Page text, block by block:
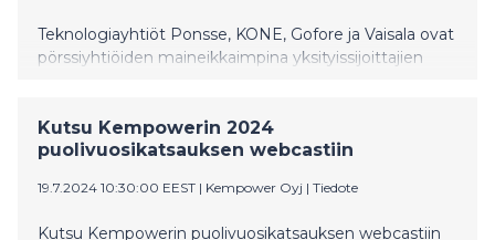
Teknologiayhtiöt Ponsse, KONE, Gofore ja Vaisala ovat
pörssiyhtiöiden maineikkaimpina yksityissijoittajien
nostivat Marimekon Tiina Alahuhta-Kaskon.
Kutsu Kempowerin 2024
puolivuosikatsauksen webcastiin
19.7.2024 10:30:00 EEST | Kempower Oyj | Tiedote
Kutsu Kempowerin puolivuosikatsauksen webcastiin